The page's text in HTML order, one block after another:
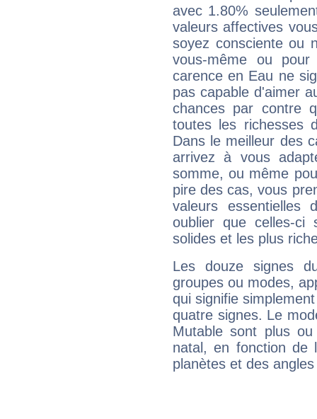
avec 1.80%
valeurs affectives
soyez consciente ou
vous-même ou
carence en Eau ne
pas capable d'aimer
chances par contre
toutes les richesses
Dans le meilleur des
arrivez à vous
somme, ou même
pire des cas, vous
valeurs
oublier que celles-
solides et les plus
Les douze signes
groupes ou modes,
qui signifie
quatre signes. Le
Mutable sont plus
natal, en fonction de
planètes et des